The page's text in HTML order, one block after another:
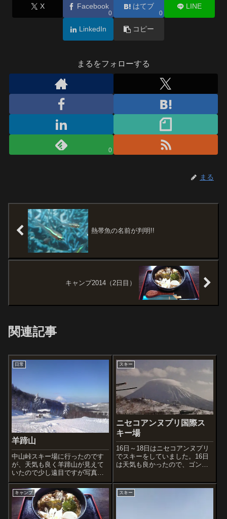
X Facebook
0
はてブ
0
LINE
LinkedIn コピー
まるをフォローする
0
まる
熱帯魚の名前が判明!!
キャンプ2014（2日目）
関連記事
日常
羊蹄山
中山峠スキー場に行ったのです
が、天気も良く羊蹄山が見えて
いたので少し遠目ですが写真を
撮ったのでアップしました。
スキー
ニセコアンヌプリ国際ス
キー場
16日～18日はニセコアンヌプリ
でスキーをしていました。16日
は天気も良かったので、ゴンド
した。16日、下からの斜面で
す。羊蹄山です。17日、下から
の斜面ですが、悪天候で前が見
キャンプ スキー